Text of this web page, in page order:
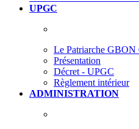
UPGC
Le Patriarche
Présentation
Décret - UPGC
Règlement intérieur
ADMINISTRATION